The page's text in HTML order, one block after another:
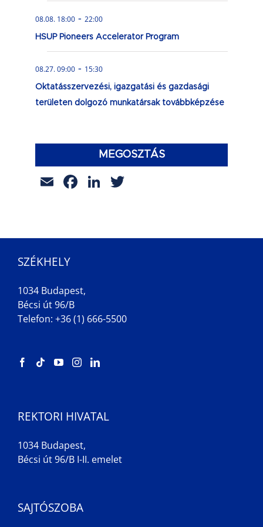
08.08. 18:00 - 22:00
HSUP Pioneers Accelerator Program
08.27. 09:00 - 15:30
Oktatásszervezési, igazgatási és gazdasági
területen dolgozó munkatársak továbbképzése
MEGOSZTÁS
EmailFacebook
LinkedIn
SZÉKHELY
1034 Budapest,
Bécsi út 96/B
Telefon: +36 (1) 666-5500
REKTORI HIVATAL
1034 Budapest,
Bécsi út 96/B I-II. emelet
SAJTÓSZOBA